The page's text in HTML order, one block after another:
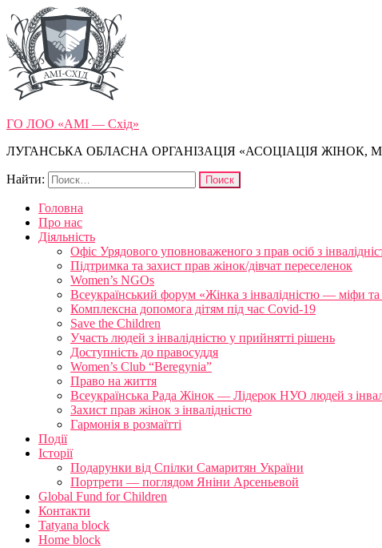
ГО ЛОО «АМІ — Схід»
ЛУГАНСЬКА ОБЛАСНА ОРГАНІЗАЦІЯ «АСОЦІАЦІЯ ЖІНОК,
Найти:
Головна
Про нас
Діяльність
Офіс Урядового уповноваженого з прав осіб з
Підтримка та захист прав жінок/дівчат переселенок
Women’s NGOs
Всеукраїнський форум «Жінка з інвалідністю — міфи та
Комплексна допомога дітям під час Covid-19
Save the Children
Участь людей з інвалідністю у прийнятті рішень
Доступність до правосуддя
Women’s Club “Beregynia”
Право на життя
Всеукраїнська Рада Жінок — Лідерок НУО людей з
Захист прав жінок з інвалідністю
Гармонія в розмаїтті
Події
Історії
Подарунки від Спілки Самаритян України
Портрети — поглядом Яніни Арсеньевой
Global Fund for Children
Контакти
Tatyana block
Home block